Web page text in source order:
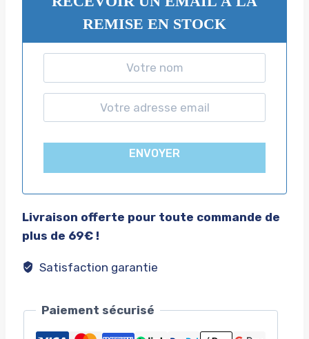
REMISE EN STOCK
ENVOYER
Livraison offerte pour toute commande de
plus de 69€ !
Satisfaction garantie
Paiement sécurisé